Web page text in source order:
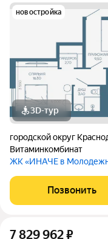
новостройка
3D-тур
городской округ
Витаминкомбинат
ЖК «ИНАЧЕ в
Позвонить
7 829 962₽